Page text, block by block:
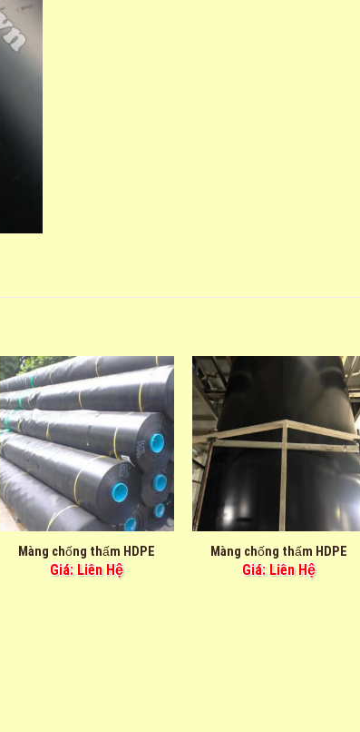
Màng chống thấm HDPE
Giá: Liên Hệ
Màng chống thấm HDPE
Giá: Liên Hệ